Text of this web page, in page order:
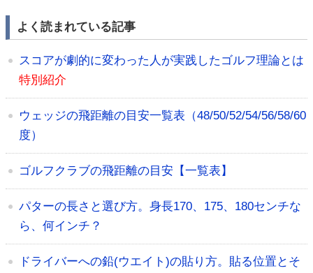
よく読まれている記事
スコアが劇的に変わった人が実践したゴルフ理論とは
特別紹介
ウェッジの飛距離の目安一覧表（48/50/52/54/56/58/60
度）
ゴルフクラブの飛距離の目安【一覧表】
パターの長さと選び方。身長170、175、180センチな
ら、何インチ？
ドライバーへの鉛(ウエイト)の貼り方。貼る位置とそ